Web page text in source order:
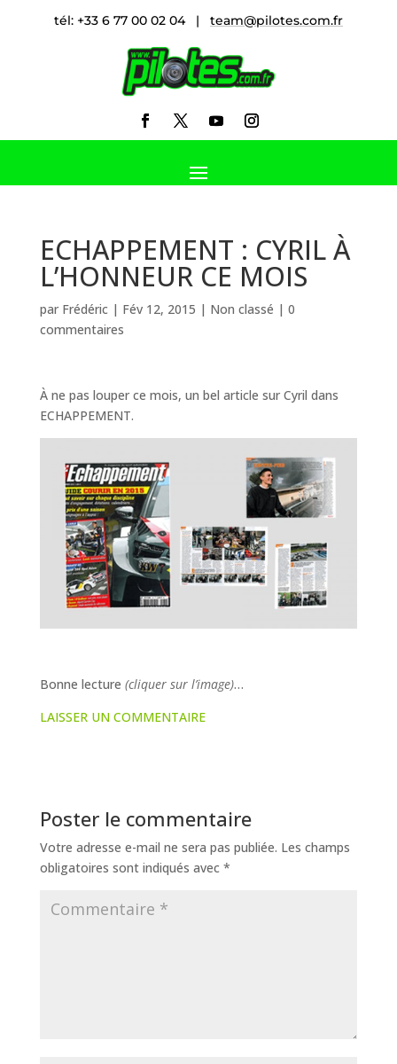
tél: +33 6 77 00 02 04 | team@pilotes.com.fr
ECHAPPEMENT : CYRIL À
L’HONNEUR CE MOIS
par Frédéric| Fév 12, 2015 | Non classé | 0
commentaires
À ne pas louper ce mois, un bel article sur Cyril dans
ECHAPPEMENT.
Bonne lecture (cliquer sur l’image)…
LAISSER UN COMMENTAIRE
Poster le commentaire
Votre adresse e-mail ne sera pas publiée. Les champs
obligatoires sont indiqués avec *